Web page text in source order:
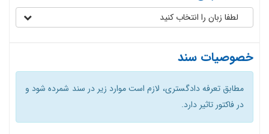
لطفا زبان را انتخاب کنید
خصوصیات سند
مطابق تعرفه دادگستری، لازم است موارد زیر در سند شمرده شود و
در فاکتور تاثیر دارد.